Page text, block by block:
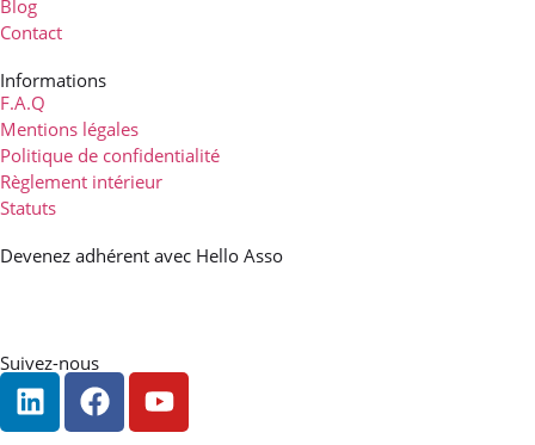
Blog
Contact
Informations
F.A.Q
Mentions légales
Politique de confidentialité
Règlement intérieur
Statuts
Devenez adhérent avec Hello Asso
Suivez-nous